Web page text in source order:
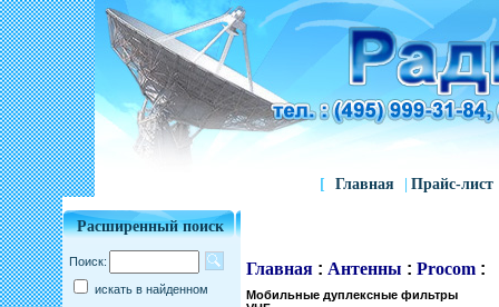
[ Главная Прайс-лист
Расширенный поиск
Поиск:
искать в найденном
Главная : Антенны : Procom :
Мобильные дуплексные фильтры